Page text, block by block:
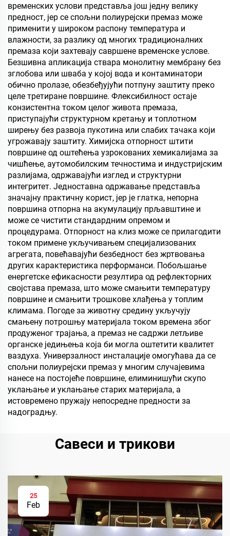
временских услови представља још једну велику
предност, јер се спољни полиурејски премаз може
применити у широком распону температура и
влажности, за разлику од многих традиционалних
премаза који захтевају савршене временске услове.
Безшивна апликација ствара монолитну мембрану без
зглобова или шваба у којој вода и контаминатори
обично пролазе, обезбеђујући потпуну заштиту преко
целе третиране површине. Флексибилност остаје
конзистентна током целог живота премаза,
приступајући структурном кретању и топлотном
ширењу без развоја пукотина или слабих тачака који
угрожавају заштиту. Химијска отпорност штити
површине од оштећења узрокованих хемикалијама за
чишћење, аутомобилским течностима и индустријским
разлијама, одржавајући изглед и структурни
интегритет. Једноставна одржавање представља
значајну практичну корист, јер је глатка, непорна
површина отпорна на акумулацију прљавштине и
може се чистити стандардним опремом и
процедурама. Отпорност на клиз може се прилагодити
током примене укључивањем специјализованих
агрегата, повећавајући безбедност без жртвовања
других карактеристика перформанси. Побољшање
енергетске ефикасности резултира од рефлекторних
својстава премаза, што може смањити температуру
површине и смањити трошкове хлађења у топлим
климама. Погоде за животну средину укључују
смањену потрошњу материјала током времена због
продуженог трајања, а премаз не садржи летљиве
органске једињења која би могла оштетити квалитет
ваздуха. Универзалност инсталације омогућава да се
спољни полиурејски премаз у многим случајевима
нанесе на постојеће површине, елиминишући скупо
уклањање и уклањање старих материјала, а
истовремено пружају непосредне предности за
надоградњу.
Савеси и трикови
25
Feb